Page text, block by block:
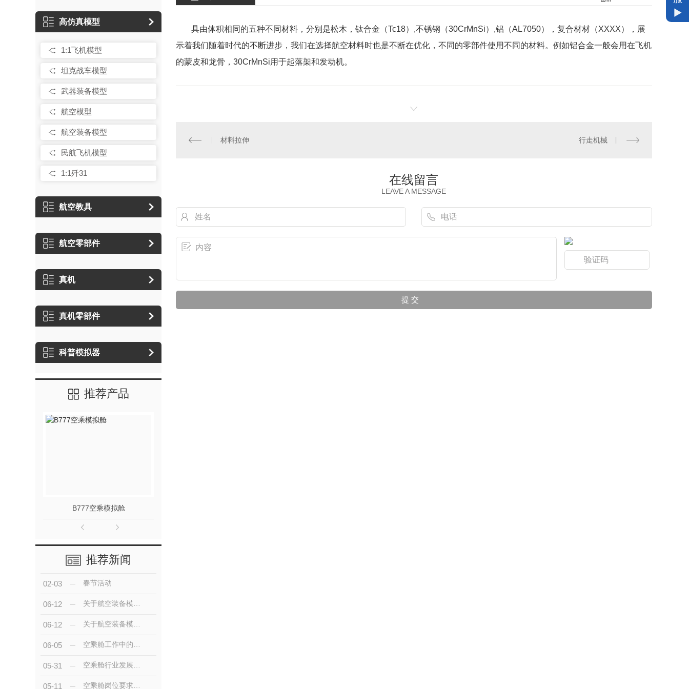
高仿真模型
1:1飞机模型
坦克战车模型
武器装备模型
航空模型
航空装备模型
民航飞机模型
1:1歼31
航空教具
航空零部件
真机
真机零部件
科普模拟器
推荐产品
B777空乘模拟舱
推荐新闻
02-03 春节活动
06-12
06-12
06-05
05-31
05-11
具由体积相同的五种不同材料，分别是松木，钛合金（Tc18）,不锈钢（30CrMnSi）,铝（AL7050），复合材材（XXXX），展
示着我们随着时代的不断进步，我们在选择航空材料时也是不断在优化，不同的零部件使用不同的材料。例如铝合金一般会用在飞机
的蒙皮和龙骨，30CrMnSi用于起落架和发动机。
材料拉伸 行走机械
在线留言
LEAVE A MESSAGE